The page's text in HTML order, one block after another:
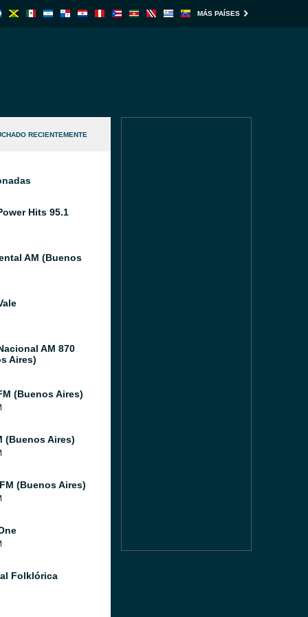
MÁS PAÍSES
RECIENTEMENTE
Hits 95.1
AM (Buenos
AM 870
Aires)
(Buenos Aires)
(Buenos Aires)
(Buenos Aires)
Folklórica